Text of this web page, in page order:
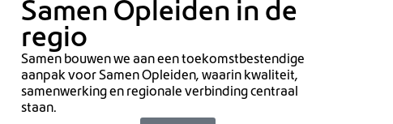
Samen Opleiden in de
regio
Samen bouwen we aan een toekomstbestendige
aanpak voor Samen Opleiden, waarin kwaliteit,
samenwerking en regionale verbinding centraal
staan.